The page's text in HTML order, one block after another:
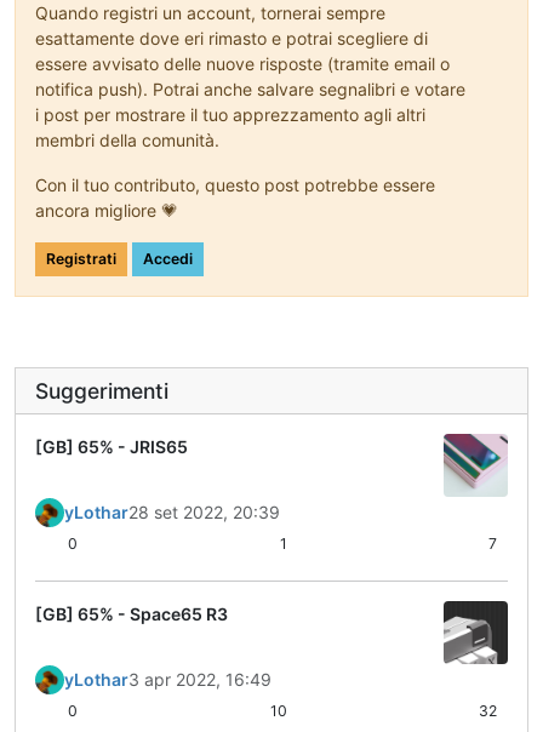
Quando registri un account, tornerai sempre
esattamente dove eri rimasto e potrai scegliere di
essere avvisato delle nuove risposte (tramite email o
notifica push). Potrai anche salvare segnalibri e votare
i post per mostrare il tuo apprezzamento agli altri
membri della comunità.
Con il tuo contributo, questo post potrebbe essere
ancora migliore 💗
Registrati Accedi
Suggerimenti
[GB] 65% - JRIS65
yLothar28 set 2022, 20:39
0 1 7
[GB] 65% - Space65 R3
yLothar3 apr 2022, 16:49
0 10 32